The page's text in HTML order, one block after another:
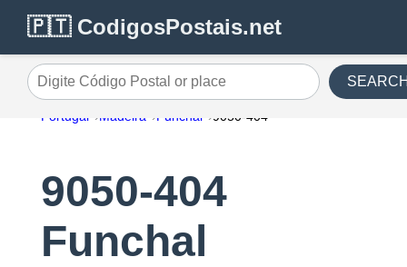
🇵🇹 CodigosPostais.net
Digite Código Postal or place
Portugal Madeira Funchal 9050-404
9050-404
Funchal